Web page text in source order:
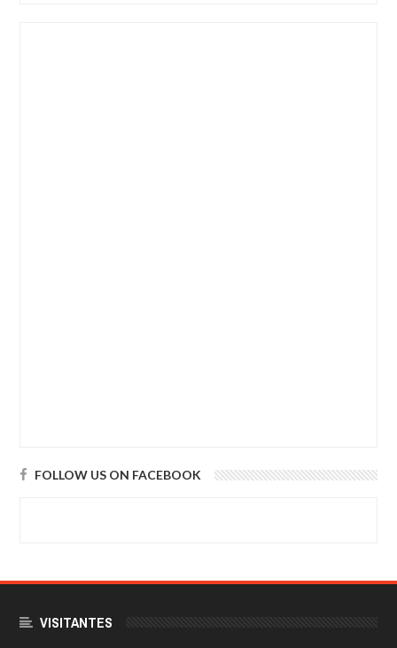
FOLLOW US ON FACEBOOK
VISITANTES